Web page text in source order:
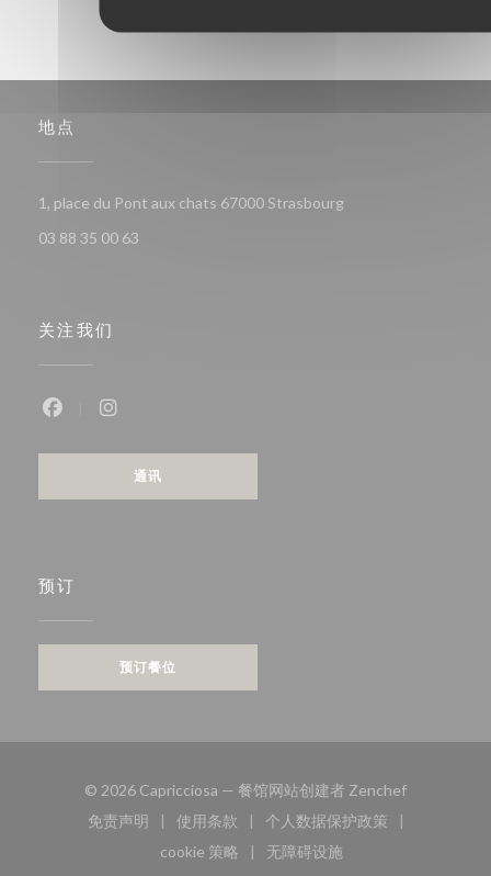
地点
1, place du Pont aux chats 67000 Strasbourg((在新窗口中打开))
03 88 35 00 63
关注我们
通讯
预订
预订餐位
© 2026 Capricciosa — 餐馆网站创建者 Zenchef((在新窗口
免责声明
((在新窗口中打开))
使用条款
((在新窗口中打开))
个人数据保护政策
((在新窗口中打开))
cookie 策略
((在新窗口中打开))
无障碍设施
((在新窗口中打开))